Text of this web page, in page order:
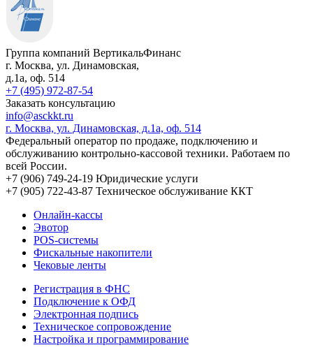
Группа компаний ВертикальФинанс
г. Москва, ул. Динамовская,
д.1а, оф. 514
+7 (495) 972-87-54
Заказать консультацию
info@asckkt.ru
г. Москва, ул. Динамовская, д.1а, оф. 514
Федеральный оператор по продаже, подключению и
обслуживанию контрольно-кассовой техники. Работаем по
всей России.
+7 (906) 749-24-19 Юридические услуги
+7 (905) 722-43-87 Техническое обслуживание ККТ
Онлайн-кассы
Эвотор
POS-системы
Фискальные накопители
Чековые ленты
Регистрация в ФНС
Подключение к ОФД
Электронная подпись
Техническое сопровождение
Настройка и программирование